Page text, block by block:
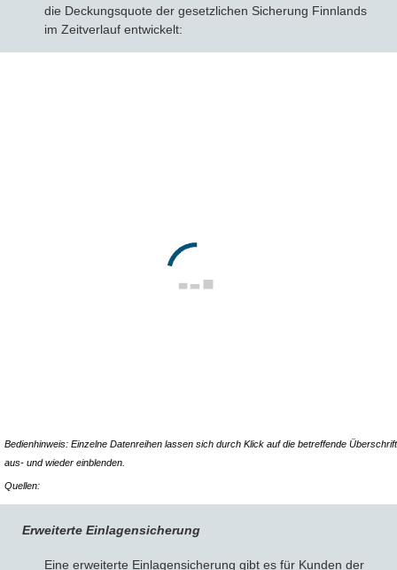
die Deckungsquote der gesetzlichen Sicherung Finnlands
im Zeitverlauf entwickelt:
Bedienhinweis: Einzelne Datenreihen lassen sich durch Klick auf die betreffende Überschrift
aus- und wieder einblenden.
Quellen:
Erweiterte Einlagensicherung
Eine erweiterte Einlagensicherung gibt es für Kunden der